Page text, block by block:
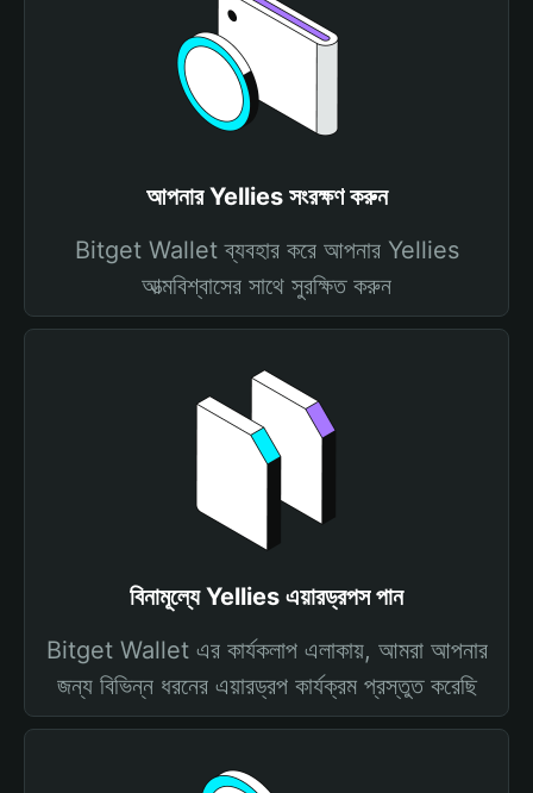
আপনার Yellies সংরক্ষণ করুন
Bitget Wallet ব্যবহার করে আপনার Yellies
আত্মবিশ্বাসের সাথে সুরক্ষিত করুন
বিনামূল্যে Yellies এয়ারড্রপস পান
Bitget Wallet এর কার্যকলাপ এলাকায়, আমরা আপনার
জন্য বিভিন্ন ধরনের এয়ারড্রপ কার্যক্রম প্রস্তুত করেছি